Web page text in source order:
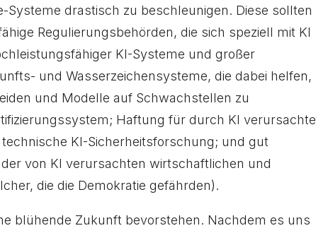
drastisch zu beschleunigen. Diese sollten
Regulierungsbehörden, die sich speziell mit KI
KI-Systeme und großer
und Wasserzeichensysteme, die dabei helfen,
und Modelle auf Schwachstellen zu
Haftung für durch KI verursachte
KI-Sicherheitsforschung; und gut
von KI verursachten wirtschaftlichen und
die die Demokratie gefährden).
blühende Zukunft bevorstehen. Nachdem es uns